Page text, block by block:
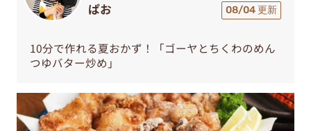
ぱお 08/04 更新
10分で作れる夏おかず！「ゴーヤとちくわのめん
つゆバター炒め」